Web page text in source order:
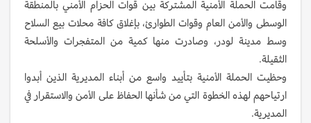
وقامت الحملة الأمنية المشتركة بين قوات الحزام الأمني بالمنطقة
الوسطى والأمن العام وقوات الطوارئ، بإغلاق كافة محلات بيع السلاح
وسط مدينة لودر، وصادرت منها كمية من المتفجرات والأسلحة
الثقيلة.
وحظيت الحملة الأمنية بتأييد واسع من أبناء المديرية الذين أبدوا
ارتياحهم لهذه الخطوة التي من شأنها الحفاظ على الأمن والاستقرار في
المديرية.